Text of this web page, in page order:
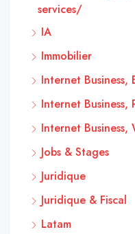
services/
IA
Immobilier
Internet Business,
Internet Business,
Internet Business,
Jobs & Stages
Juridique
Juridique & Fiscal
Latam